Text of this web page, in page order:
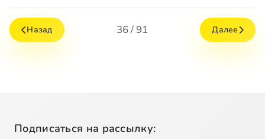
Назад 36 / 91 Далее
Подписаться на рассылку: